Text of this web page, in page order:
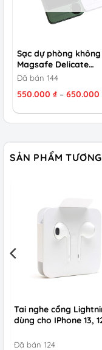
Sạc dự phòng
Magsafe Delicate…
Đã bán 144
550.000 ₫ – 650.000
SẢN PHẨM
Tai nghe cổng
dùng cho IPhone 13,
Đã bán 124